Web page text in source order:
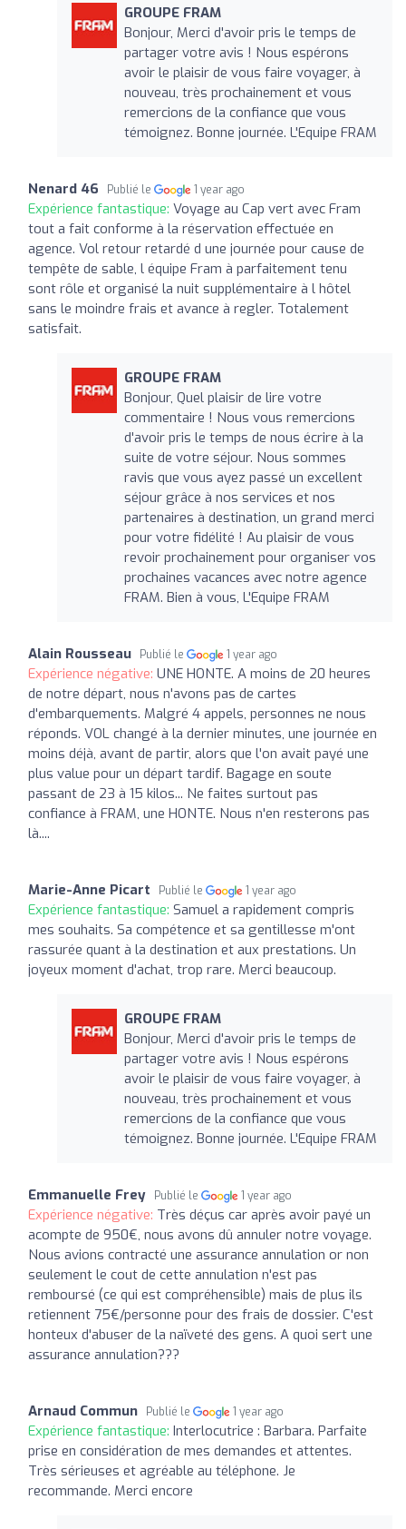
GROUPE FRAM
Bonjour, Merci d'avoir pris le temps de
partager votre avis ! Nous espérons
avoir le plaisir de vous faire voyager, à
nouveau, très prochainement et vous
remercions de la confiance que vous
témoignez. Bonne journée. L'Equipe FRAM
Nenard 46 Publié le 1 year ago
Expérience fantastique: Voyage au Cap vert avec Fram
tout a fait conforme à la réservation effectuée en
agence. Vol retour retardé d une journée pour cause de
tempête de sable, l équipe Fram à parfaitement tenu
sont rôle et organisé la nuit supplémentaire à l hôtel
sans le moindre frais et avance à regler. Totalement
satisfait.
GROUPE FRAM
Bonjour, Quel plaisir de lire votre
commentaire ! Nous vous remercions
d'avoir pris le temps de nous écrire à la
suite de votre séjour. Nous sommes
ravis que vous ayez passé un excellent
séjour grâce à nos services et nos
partenaires à destination, un grand merci
pour votre fidélité ! Au plaisir de vous
revoir prochainement pour organiser vos
prochaines vacances avec notre agence
FRAM. Bien à vous, L'Equipe FRAM
Alain Rousseau Publié le 1 year ago
Expérience négative: UNE HONTE. A moins de 20 heures
de notre départ, nous n'avons pas de cartes
d'embarquements. Malgré 4 appels, personnes ne nous
réponds. VOL changé à la dernier minutes, une journée en
moins déjà, avant de partir, alors que l'on avait payé une
plus value pour un départ tardif. Bagage en soute
passant de 23 à 15 kilos... Ne faites surtout pas
confiance à FRAM, une HONTE. Nous n'en resterons pas
là....
Marie-Anne Picart Publié le 1 year ago
Expérience fantastique: Samuel a rapidement compris
mes souhaits. Sa compétence et sa gentillesse m'ont
rassurée quant à la destination et aux prestations. Un
joyeux moment d'achat, trop rare. Merci beaucoup.
GROUPE FRAM
Bonjour, Merci d'avoir pris le temps de
partager votre avis ! Nous espérons
avoir le plaisir de vous faire voyager, à
nouveau, très prochainement et vous
remercions de la confiance que vous
témoignez. Bonne journée. L'Equipe FRAM
Emmanuelle Frey Publié le 1 year ago
Expérience négative: Très déçus car après avoir payé un
acompte de 950€, nous avons dû annuler notre voyage.
Nous avions contracté une assurance annulation or non
seulement le cout de cette annulation n'est pas
remboursé (ce qui est compréhensible) mais de plus ils
retiennent 75€/personne pour des frais de dossier. C'est
honteux d'abuser de la naïveté des gens. A quoi sert une
assurance annulation???
Arnaud Commun Publié le 1 year ago
Expérience fantastique: Interlocutrice : Barbara. Parfaite
prise en considération de mes demandes et attentes.
Très sérieuses et agréable au téléphone. Je
recommande. Merci encore